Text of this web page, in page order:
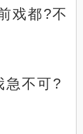
戏都?不
急不可?